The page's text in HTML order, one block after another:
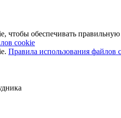
обеспечивать правильную
cookie
Правила использования файлов